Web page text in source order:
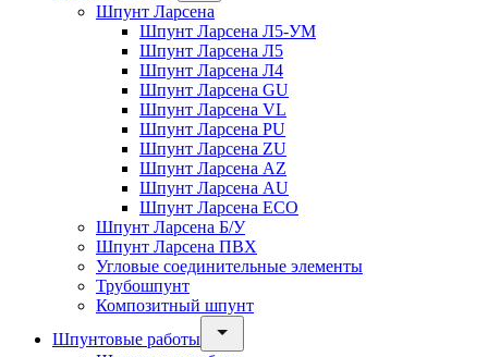
Шпунт Ларсена
Шпунт Ларсена Л5-УМ
Шпунт Ларсена Л5
Шпунт Ларсена Л4
Шпунт Ларсена GU
Шпунт Ларсена VL
Шпунт Ларсена PU
Шпунт Ларсена ZU
Шпунт Ларсена AZ
Шпунт Ларсена AU
Шпунт Ларсена ECO
Шпунт Ларсена Б/У
Шпунт Ларсена ПВХ
Угловые соединительные элементы
Трубошпунт
Композитный шпунт
Шпунтовые работы